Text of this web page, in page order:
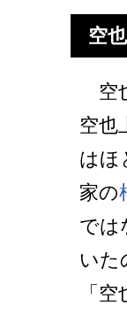
空
空
空也
はほ
家の
では
いた
「